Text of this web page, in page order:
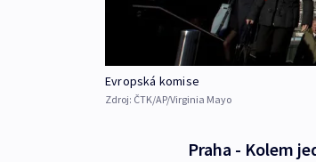
Evropská komise
Zdroj: ČTK/AP/Virginia Mayo
Praha - Kolem